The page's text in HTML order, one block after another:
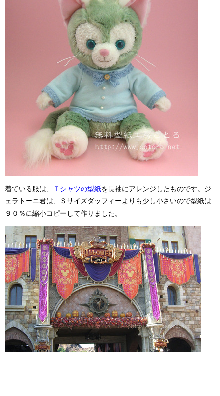
着ている服は、 Ｔシャツの型紙を長袖にアレンジしたものです。ジ
ェラトーニ君は、Ｓサイズダッフィーよりも少し小さいので型紙は
９０％に縮小コピーして作りました。